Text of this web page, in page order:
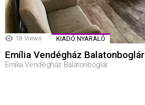
18 Views KIADÓ NYARALÓ
Emília Vendégház Balatonboglár
Emília Vendégház Balatonboglár